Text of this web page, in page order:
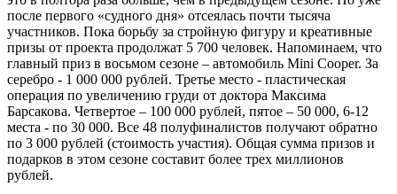
после первого «судного дня» отсеялась почти тысяча
участников. Пока борьбу за стройную фигуру и креативные
призы от проекта продолжат 5 700 человек. Напоминаем, что
главный приз в восьмом сезоне – автомобиль Mini Cooper. За
серебро - 1 000 000 рублей. Третье место - пластическая
операция по увеличению груди от доктора Максима
Барсакова. Четвертое – 100 000 рублей, пятое – 50 000, 6-12
места - по 30 000. Все 48 полуфиналистов получают обратно
по 3 000 рублей (стоимость участия). Общая сумма призов и
подарков в этом сезоне составит более трех миллионов
рублей.